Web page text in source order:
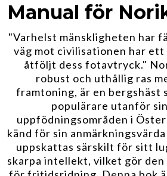
Manual för
"Varhelst mänskligheten har
väg mot civilisationen har
åtföljt dess fotavtryck."
robust och uthållig ras
framtoning, är en bergshäst
populärare utanför
uppfödningsområden i
känd för sin
uppskattas särskilt för sitt
skarpa intellekt, vilket gör